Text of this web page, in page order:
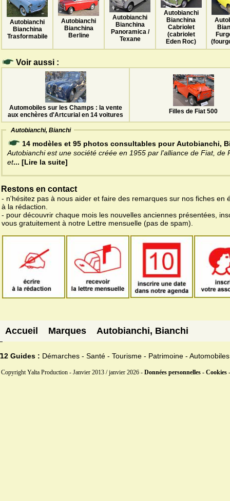
Autobianchi
Bianchina
Trasformabile
Autobianchi
Bianchina
Berline
Autobianchi
Bianchina
Panoramica /
Texane
Autobianchi
Bianchina
Cabriolet
(cabriolet
Eden Roc)
Voir aussi :
Automobiles sur les Champs : la vente
aux enchères d'Artcurial en 14 voitures
Filles de Fiat 500
Autobianchi, Bianchi
14 modèles et 95 photos consultables pour Autobianchi,
Autobianchi est une société créée en 1955 par l'alliance de Fiat, de
et... [Lire la suite]
Restons en contact
- n'hésitez pas à nous aider et faire des remarques sur nos fiches en
à la rédaction.
- pour découvrir chaque mois les nouvelles anciennes présentées,
vous gratuitement à notre Lettre mensuelle (pas de spam).
Accueil Marques Autobianchi, Bianchi
12 Guides : Démarches - Santé - Tourisme - Patrimoine - Automobiles
Copyright Yalta Production - Janvier 2013 / janvier 2026 - Données personnelles - Cookies